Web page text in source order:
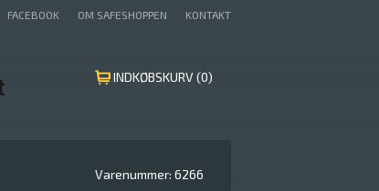
FACEBOOK OM SAFESHOPPEN KONTAKT
INDKØBSKURV (0)
Varenummer: 6266